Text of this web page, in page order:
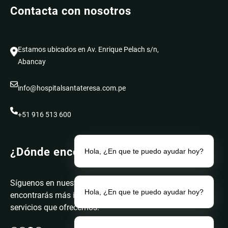
Contacta con nosotros
Estamos ubicados en Av. Enrique Pelach s/n,
Abancay
info@hospitalsantateresa.com.pe
+51 916 513 600
¿Dónde encontrarnos?
Síguenos en nuestras redes. Donde
encontrarás más información sobre los
servicios que ofrecemos.
Hola, ¿En que te puedo ayudar hoy?
Hola, ¿En que te puedo ayudar hoy?